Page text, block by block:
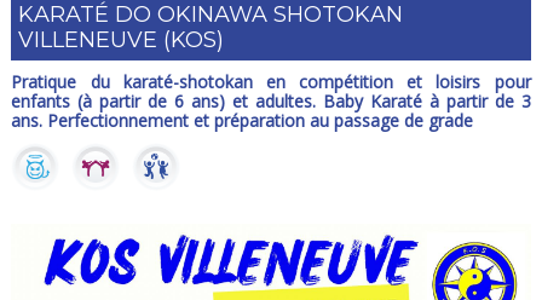
KARATÉ DO OKINAWA SHOTOKAN
VILLENEUVE (KOS)
Pratique du karaté-shotokan en compétition et loisirs pour
enfants (à partir de 6 ans) et adultes. Baby Karaté à partir de 3
ans. Perfectionnement et préparation au passage de grade